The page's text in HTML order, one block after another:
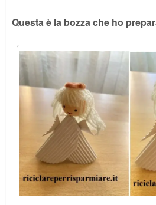
Questa è la bozza che ho